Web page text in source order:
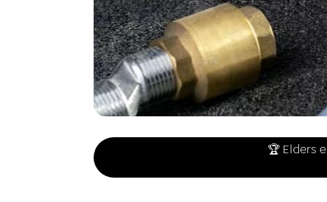
🏆 Elders